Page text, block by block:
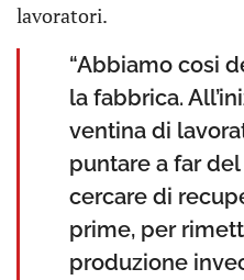
lavoratori.
“Abbiamo cosi
la fabbrica.
ventina di
puntare a far
cercare di
prime, per
produzione